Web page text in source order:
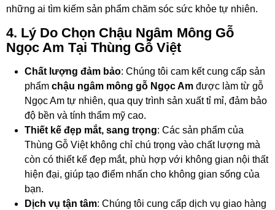
những ai tìm kiếm sản phẩm chăm sóc sức khỏe tự nhiên.
4. Lý Do Chọn Chậu Ngâm Mông Gỗ
Ngọc Am Tại Thùng Gỗ Việt
Chất lượng đảm bảo: Chúng tôi cam kết cung cấp sản
phẩm chậu ngâm mông gỗ Ngọc Am được làm từ gỗ
Ngọc Am tự nhiên, qua quy trình sản xuất tỉ mỉ, đảm bảo
độ bền và tính thẩm mỹ cao.
Thiết kế đẹp mắt, sang trọng: Các sản phẩm của
Thùng Gỗ Việt không chỉ chú trọng vào chất lượng mà
còn có thiết kế đẹp mắt, phù hợp với không gian nội thất
hiện đại, giúp tạo điểm nhấn cho không gian sống của
bạn.
Dịch vụ tận tâm: Chúng tôi cung cấp dịch vụ giao hàng